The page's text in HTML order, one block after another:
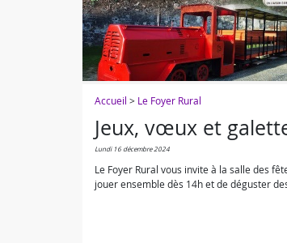
Accueil > Le Foyer Rural
Jeux, vœux et
lundi 16 décembre 2024
Le Foyer Rural vous invite à la salle des
jouer ensemble dès 14h et de déguster